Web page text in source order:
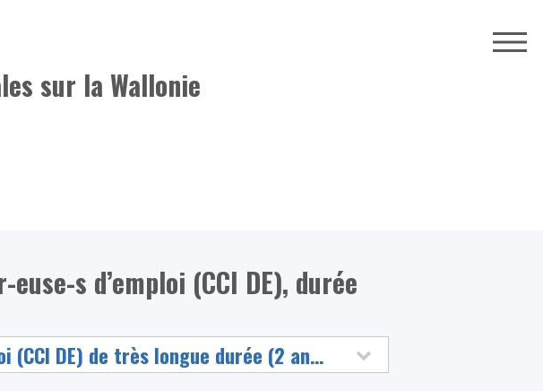
sur la Wallonie
s d’emploi (CCI DE), durée